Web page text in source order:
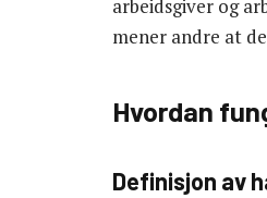
arbeidsgiver og
mener andre at
Hvordan
Definisjon av